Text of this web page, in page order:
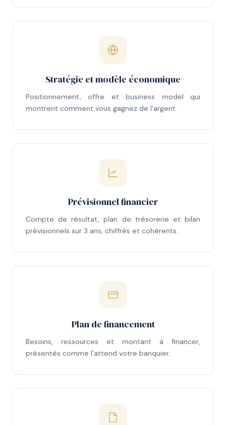
Stratégie et modèle économique
Positionnement, offre et business model qui
montrent comment vous gagnez de l'argent.
Prévisionnel financier
Compte de résultat, plan de trésorerie et bilan
prévisionnels sur 3 ans, chiffrés et cohérents.
Plan de financement
Besoins, ressources et montant à financer,
présentés comme l'attend votre banquier.